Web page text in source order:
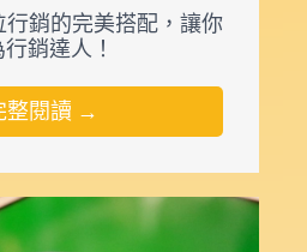
銷的完美搭配，讓你
銷達人！
整閱讀 →